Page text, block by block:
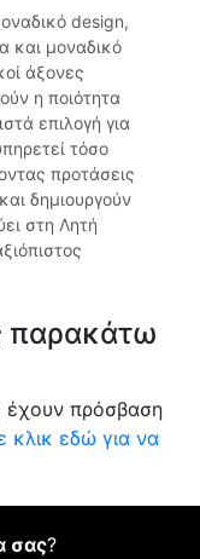
design,
και μοναδικό
άξονες
η ποιότητα
επιλογή για
τόσο
προτάσεις
δημιουργούν
στη Λητή
παρακάτω
έχουν πρόσβαση
κλικ εδώ για να
σας?